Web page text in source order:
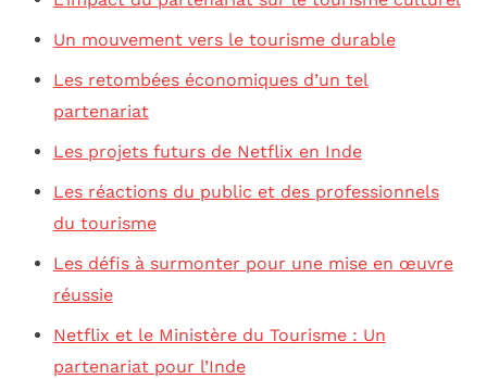
Un mouvement vers le tourisme durable
Les retombées économiques d’un tel
partenariat
Les projets futurs de Netflix en Inde
Les réactions du public et des professionnels
du tourisme
Les défis à surmonter pour une mise en œuvre
réussie
Netflix et le Ministère du Tourisme : Un
partenariat pour l’Inde